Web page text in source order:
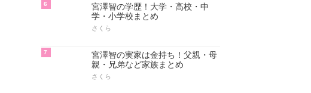
6
宮澤智の学歴！大学・高校・中
学・小学校まとめ
さくら
7
宮澤智の実家は金持ち！父親・母
親・兄弟など家族まとめ
さくら